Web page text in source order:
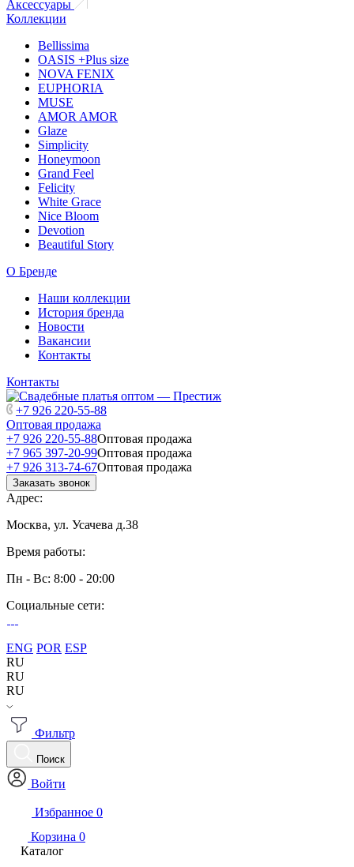
Аксессуары
Коллекции
Bellissima
OASIS +Plus size
NOVA FENIX
EUPHORIA
MUSE
AMOR AMOR
Glaze
Simplicity
Honeymoon
Grand Feel
Felicity
White Grace
Nice Bloom
Devotion
Beautiful Story
О Бренде
Наши коллекции
История бренда
Новости
Вакансии
Контакты
Контакты
+7 926 220-55-88
Оптовая продажа
+7 926 220-55-88Оптовая продажа
+7 965 397-20-99Оптовая продажа
+7 926 313-74-67Оптовая продажа
Заказать звонок
Адрес:
Москва, ул. Усачева д.38
Время работы:
Пн - Вс: 8:00 - 20:00
Социальные сети:
ENG POR ESP
RU
RU
RU
Фильтр
Поиск
Войти
Избранное 0
Корзина 0
Каталог